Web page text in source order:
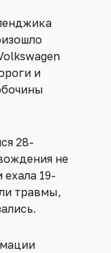
и
28-
не
19-
травмы,